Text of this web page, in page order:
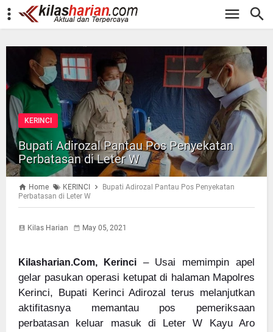
-->
KERINCI
Bupati Adirozal Pantau Pos Penyekatan
Perbatasan di Leter W
Home KERINCI
Bupati Adirozal Pantau Pos Penyekatan
Perbatasan di Leter W
Kilas Harian May 05, 2021
Kilasharian.Com, Kerinci
– Usai memimpin apel
gelar pasukan operasi ketupat di halaman Mapolres
Kerinci, Bupati Kerinci Adirozal terus melanjutkan
aktifitasnya memantau pos pemeriksaan
perbatasan keluar masuk di Leter W Kayu Aro